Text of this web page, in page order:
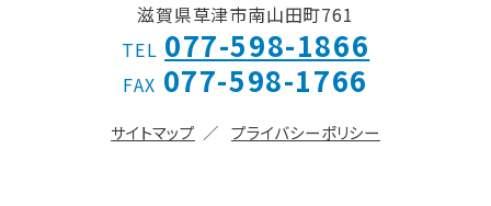
滋賀県草津市南山田町761
TEL 077-598-1866
FAX 077-598-1766
サイトマップ プライバシーポリシー